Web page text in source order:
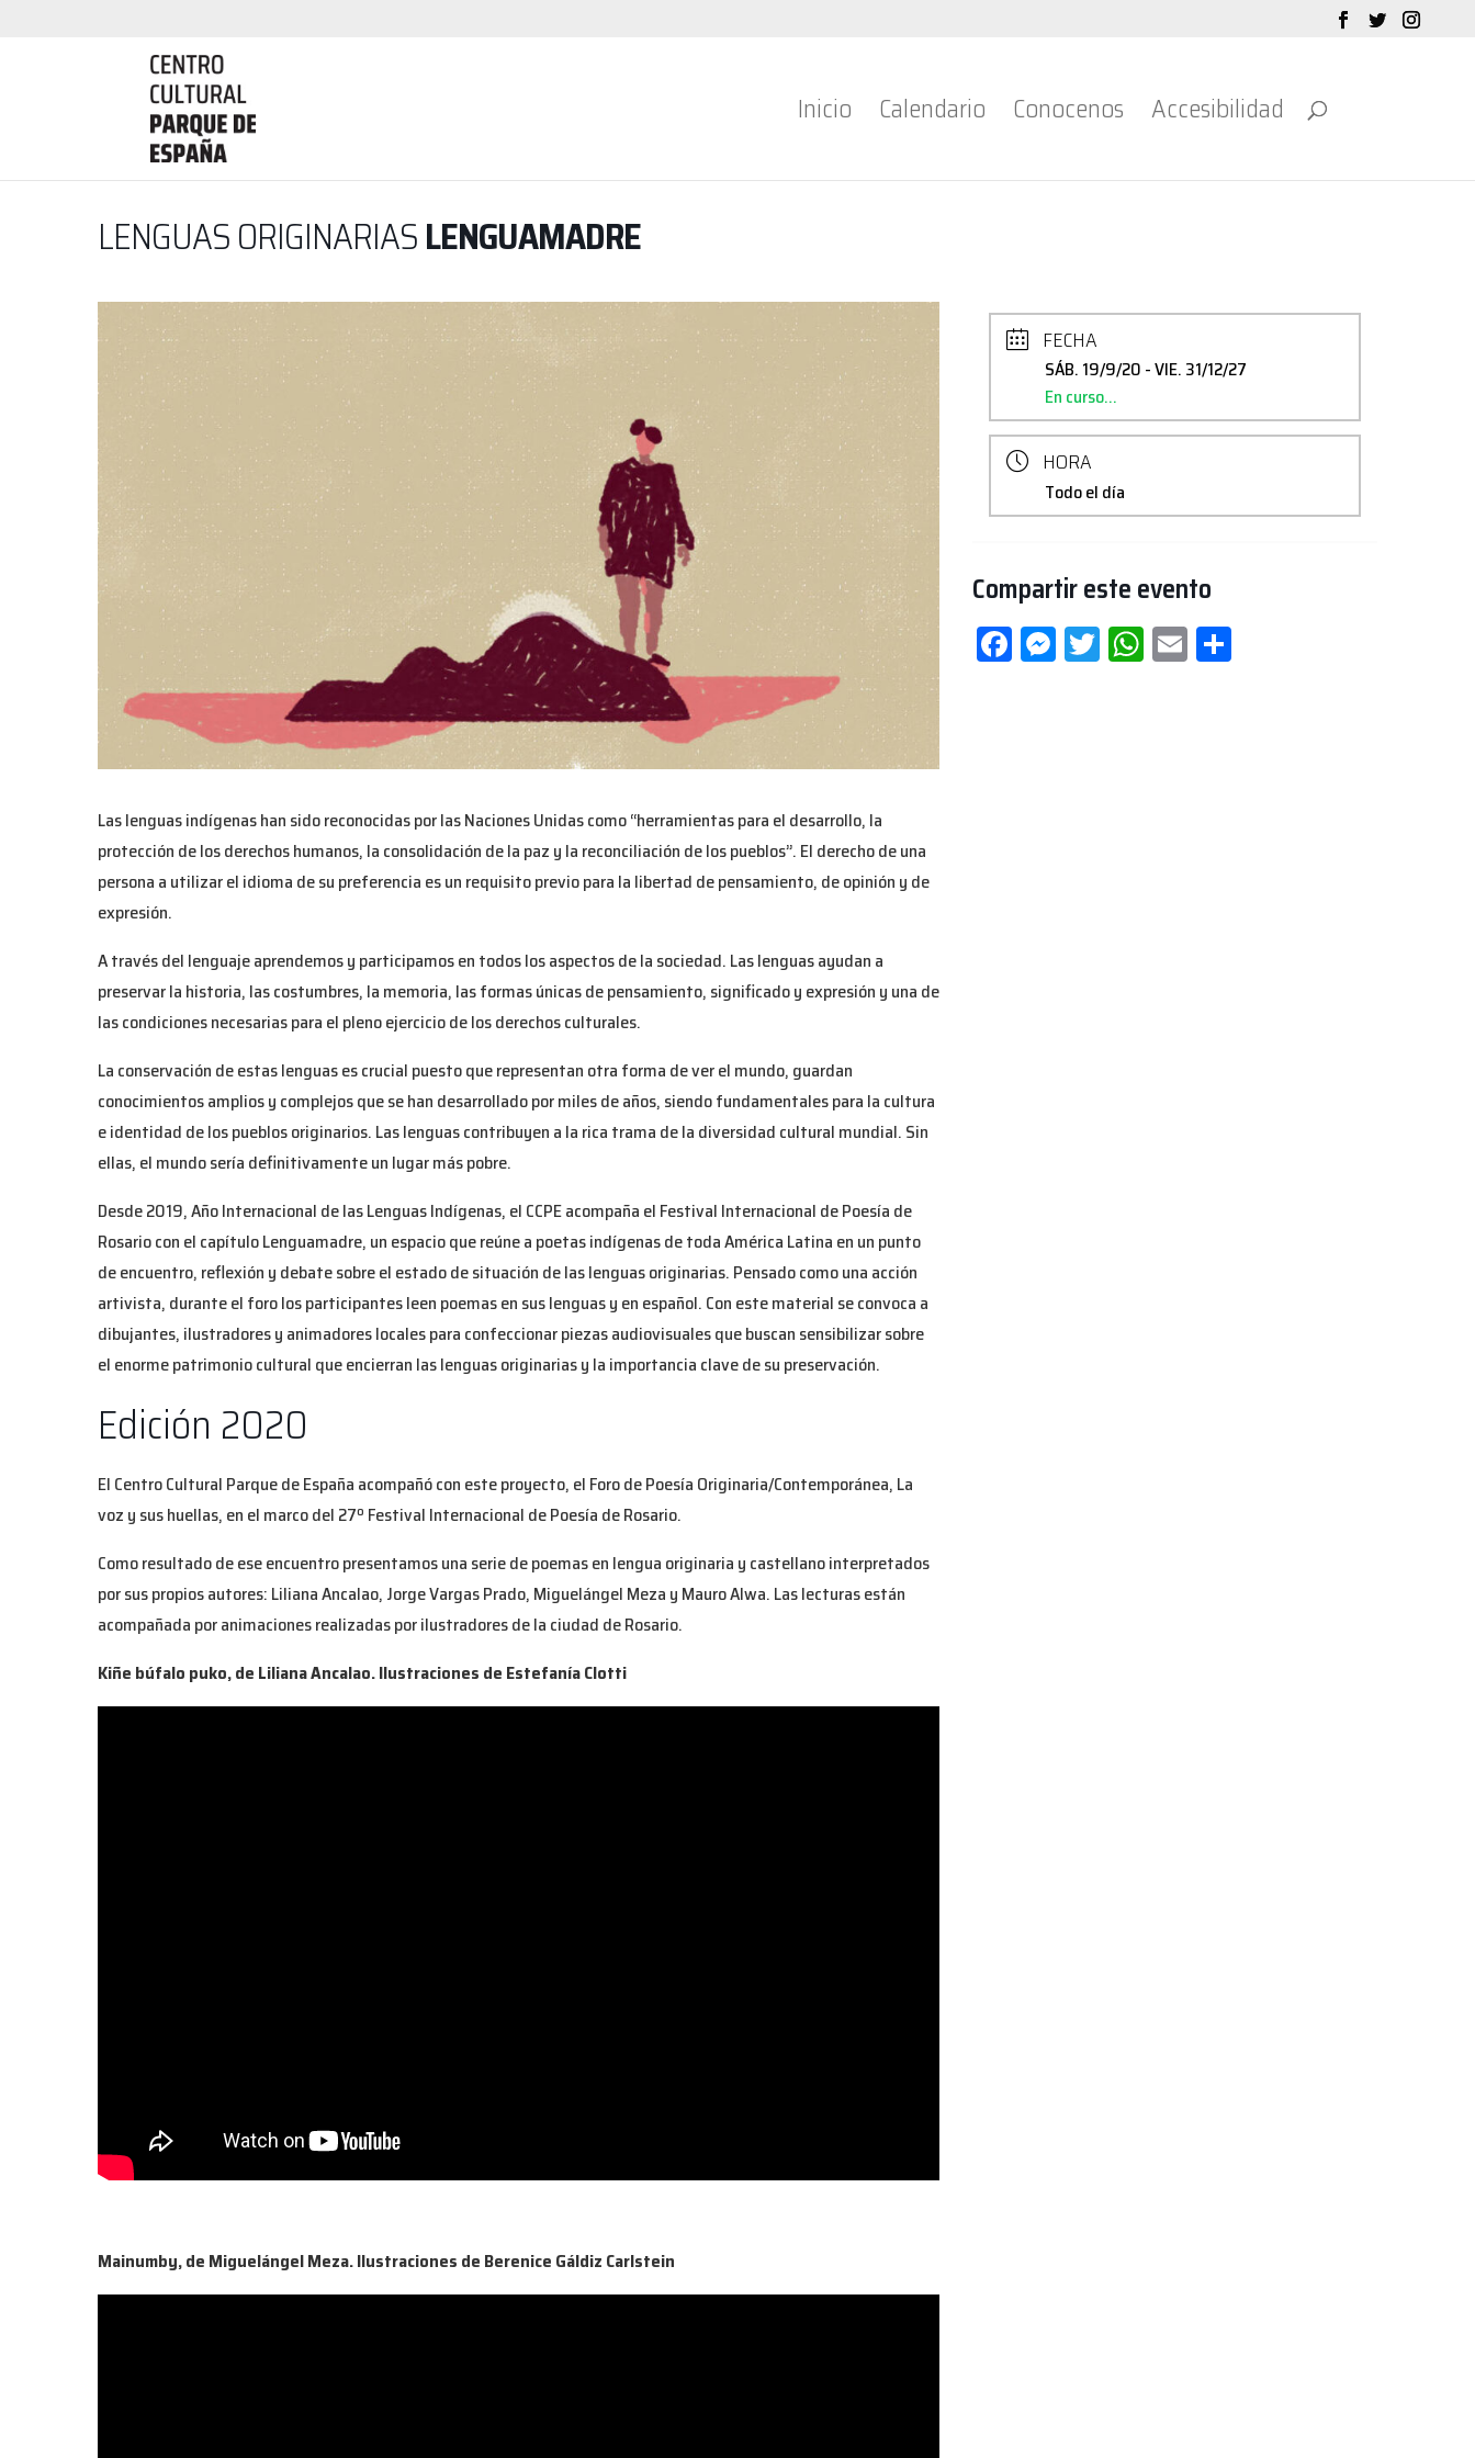
Inicio Calendario Conocenos Accesibilidad
LENGUAS ORIGINARIASLENGUAMADRE
Las lenguas indígenas han sido reconocidas por las Naciones Unidas como “herramientas para el desarrollo, la
protección de los derechos humanos, la consolidación de la paz y la reconciliación de los pueblos”. El derecho de una
persona a utilizar el idioma de su preferencia es un requisito previo para la libertad de pensamiento, de opinión y de
expresión.
A través del lenguaje aprendemos y participamos en todos los aspectos de la sociedad. Las lenguas ayudan a
preservar la historia, las costumbres, la memoria, las formas únicas de pensamiento, significado y expresión y una de
las condiciones necesarias para el pleno ejercicio de los derechos culturales.
La conservación de estas lenguas es crucial puesto que representan otra forma de ver el mundo, guardan
conocimientos amplios y complejos que se han desarrollado por miles de años, siendo fundamentales para la cultura
e identidad de los pueblos originarios. Las lenguas contribuyen a la rica trama de la diversidad cultural mundial. Sin
ellas, el mundo sería definitivamente un lugar más pobre.
Desde 2019, Año Internacional de las Lenguas Indígenas, el CCPE acompaña el Festival Internacional de Poesía de
Rosario con el capítulo Lenguamadre, un espacio que reúne a poetas indígenas de toda América Latina en un punto
de encuentro, reflexión y debate sobre el estado de situación de las lenguas originarias. Pensado como una acción
artivista, durante el foro los participantes leen poemas en sus lenguas y en español. Con este material se convoca a
dibujantes, ilustradores y animadores locales para confeccionar piezas audiovisuales que buscan sensibilizar sobre
el enorme patrimonio cultural que encierran las lenguas originarias y la importancia clave de su preservación.
Edición 2020
El Centro Cultural Parque de España acompañó con este proyecto, el Foro de Poesía Originaria/Contemporánea, La
voz y sus huellas, en el marco del 27º Festival Internacional de Poesía de Rosario.
Como resultado de ese encuentro presentamos una serie de poemas en lengua originaria y castellano interpretados
por sus propios autores: Liliana Ancalao, Jorge Vargas Prado, Miguelángel Meza y Mauro Alwa. Las lecturas están
acompañada por animaciones realizadas por ilustradores de la ciudad de Rosario.
Kiñe búfalo puko, de Liliana Ancalao. Ilustraciones de Estefanía Clotti
Mainumby, de Miguelángel Meza. Ilustraciones de Berenice Gáldiz Carlstein
FECHA
SÁB. 19/9/20 - VIE. 31/12/27
En curso...
HORA
Todo el día
Compartir este evento
Facebook
Messenger
Twitter
WhatsApp
Email